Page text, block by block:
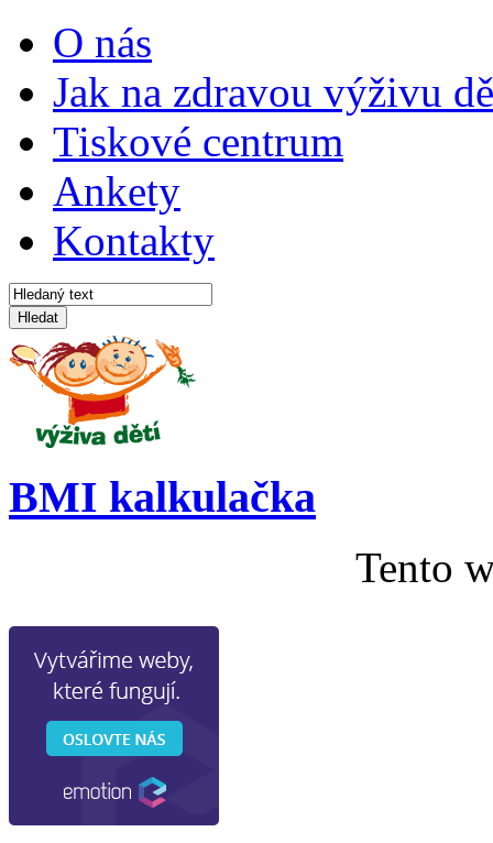
O nás
Jak na zdravou výživu
Tiskové centrum
Ankety
Kontakty
Hledat
BMI kalkulačka
Tento